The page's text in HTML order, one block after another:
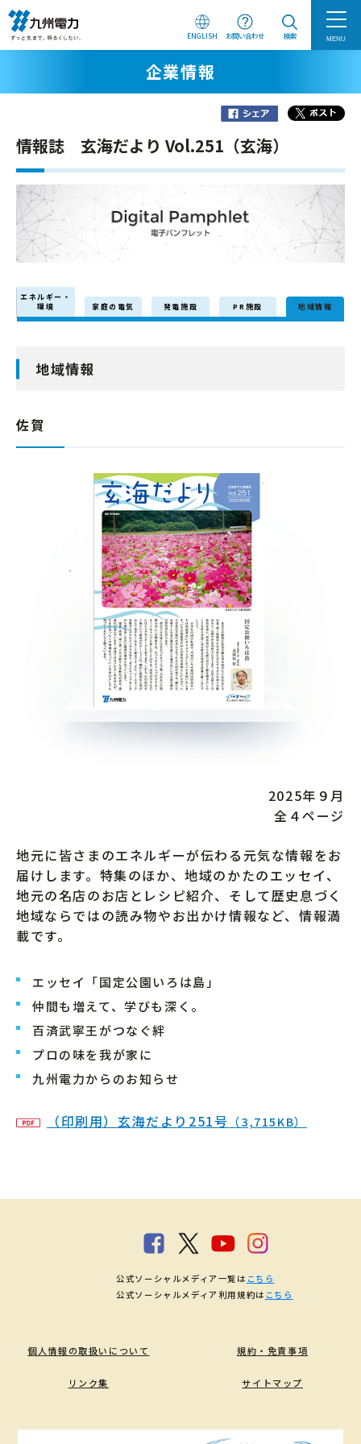
ENGLISH お問い合わせ 検索 MENU
企業情報
情報誌 玄海だより Vol.251（玄海）
エネルギー・
環境
家庭の電気 発電施設 PR施設 地域情報
地域情報
佐賀
2025年９月
全４ページ
地元に皆さまのエネルギーが伝わる元気な情報をお
届けします。特集のほか、地域のかたのエッセイ、
地元の名店のお店とレシピ紹介、そして歴史息づく
地域ならではの読み物やお出かけ情報など、情報満
載です。
エッセイ「国定公園いろは島」
仲間も増えて、学びも深く。
百済武寧王がつなぐ絆
プロの味を我が家に
九州電力からのお知らせ
（印刷用）玄海だより251号 （3,715KB）
個人情報の取扱いについて 規約・免責事項
リンク集 サイトマップ
公式ソーシャルメディア一覧は こちら
公式ソーシャルメディア利用規約は こちら